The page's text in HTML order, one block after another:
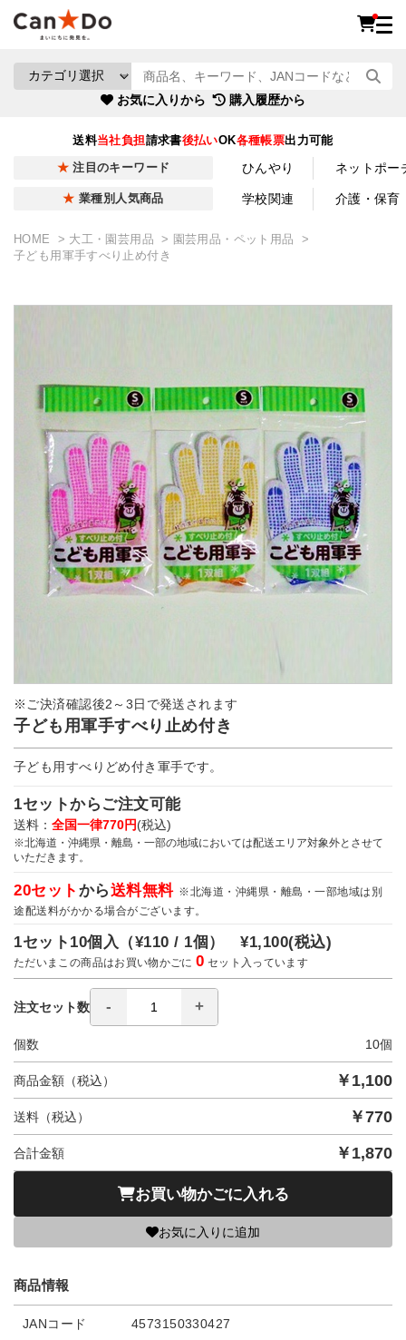
お気に入りから 購入履歴から
送料当社負担請求書後払いOK各種帳票出力可能
注目のキーワード ひんやり ネットポー
業種別人気商品 学校関連 介護・保育
HOME 大工・園芸用品
園芸用品・ペット用品
子ども用軍手すべり止め付き
※ご決済確認後2～3日で発送されます
子ども用軍手すべり止め付き
子ども用すべりどめ付き軍手です。
1セットからご注文可能
送料： 全国一律770円(税込)
※北海道・沖縄県・離島・一部の地域においては配送エリア対象外とさせて
いただきます。
20セット から送料無料 ※北海道・沖縄県・離島・一部地域は別
途配送料がかかる場合がございます。
1セット10個入（¥110 / 1個）¥1,100(税込)
ただいまこの商品はお買い物かごに0 セット入っています
注文セット数
個数 10個
商品金額（税込） ￥ 1,100
送料（税込） ￥770
合計金額 ￥ 1,870
お買い物かごに入れる
お気に入りに追加
商品情報
JANコード 4573150330427